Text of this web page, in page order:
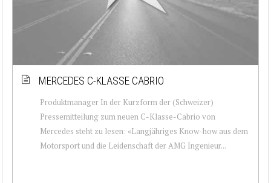
MERCEDES C-KLASSE CABRIO
Produktmanager In der Kurzform der (Schweizer)
Pressemitteilung zum neuen C-Klasse-Cabrio von
Mercedes steht zu lesen: «Langjähriges Know-how aus dem
Motorsport und die Leidenschaft der AMG Ingenieur...